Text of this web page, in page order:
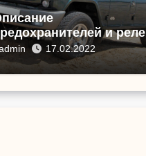
и реле
Хантер 469
17.02.2022